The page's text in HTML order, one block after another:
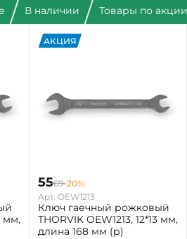
В наличии Товары по акции
мм,
АКЦИЯ
5569-20%
Арт. OEW1213
Ключ гаечный рожковый
THORVIK OEW1213, 12*13 мм,
длина 168 мм (р)